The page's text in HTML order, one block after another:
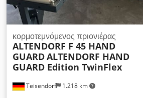
Teisendorf 1.218 km
κορμοτεμνόμενος πριονιέρας
ALTENDORF F 45 HAND
GUARDALTENDORF HAND
GUARD Edition TwinFlex